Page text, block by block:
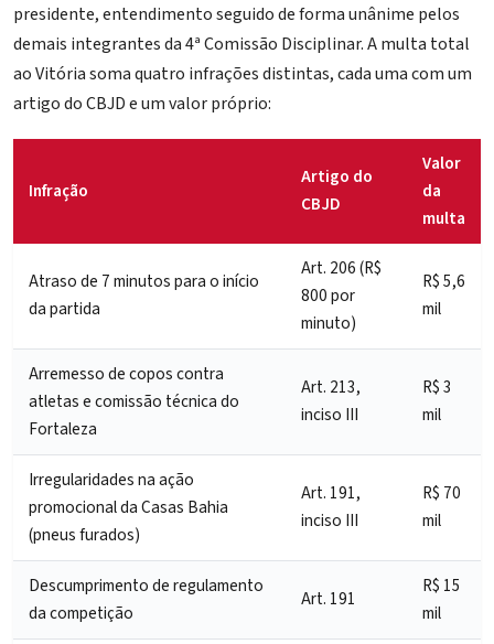
presidente, entendimento seguido de forma unânime pelos
demais integrantes da 4ª Comissão Disciplinar. A multa total
ao Vitória soma quatro infrações distintas, cada uma com um
artigo do CBJD e um valor próprio:
Infração
Artigo do
CBJD
Valor
da
multa
Atraso de 7 minutos para o início
da partida
Art. 206 (R$
800 por
minuto)
R$ 5,6
mil
Arremesso de copos contra
atletas e comissão técnica do
Fortaleza
Art. 213,
inciso III
R$ 3
mil
Irregularidades na ação
promocional da Casas Bahia
(pneus furados)
Art. 191,
inciso III
R$ 70
mil
Descumprimento de regulamento
da competição
Art. 191
R$ 15
mil